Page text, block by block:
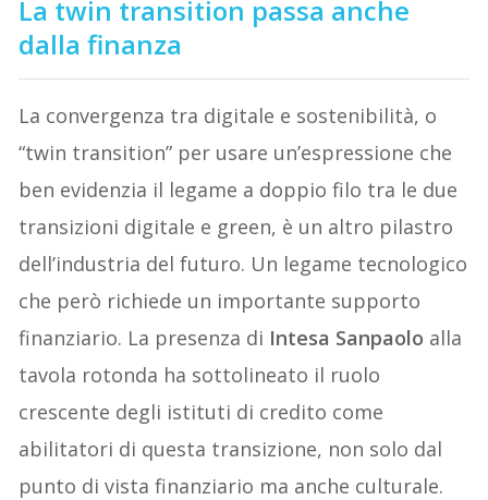
La twin transition passa anche
dalla finanza
La convergenza tra digitale e sostenibilità, o
“twin transition” per usare un’espressione che
ben evidenzia il legame a doppio filo tra le due
transizioni digitale e green, è un altro pilastro
dell’industria del futuro. Un legame tecnologico
che però richiede un importante supporto
finanziario. La presenza di Intesa Sanpaolo alla
tavola rotonda ha sottolineato il ruolo
crescente degli istituti di credito come
abilitatori di questa transizione, non solo dal
punto di vista finanziario ma anche culturale.